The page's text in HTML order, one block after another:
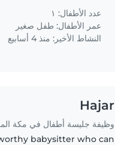
at my home.
عدد الأطفال: ١
عمر الأطفال: طفل صغير
النشاط الأخير: منذ 4 أسابيع
Hajar
وظيفة جليسة أطفال في مكة
babysitter who can